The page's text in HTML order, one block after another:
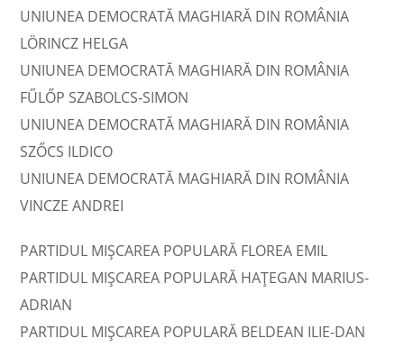
UNIUNEA DEMOCRATĂ MAGHIARĂ DIN ROMÂNIA
LÖRINCZ HELGA
UNIUNEA DEMOCRATĂ MAGHIARĂ DIN ROMÂNIA
FŰLŐP SZABOLCS-SIMON
UNIUNEA DEMOCRATĂ MAGHIARĂ DIN ROMÂNIA
SZŐCS ILDICO
UNIUNEA DEMOCRATĂ MAGHIARĂ DIN ROMÂNIA
VINCZE ANDREI
PARTIDUL MIȘCAREA POPULARĂ FLOREA EMIL
PARTIDUL MIȘCAREA POPULARĂ HAŢEGAN MARIUS-
ADRIAN
PARTIDUL MIȘCAREA POPULARĂ BELDEAN ILIE-DAN